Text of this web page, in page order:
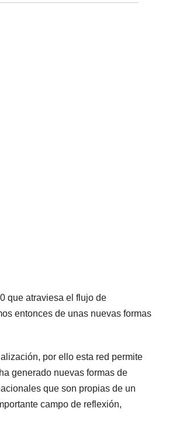
que atraviesa el flujo de
entonces de unas nuevas formas
por ello esta red permite
generado nuevas formas de
que son propias de un
campo de reflexión,